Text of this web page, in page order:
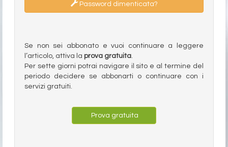
Password dimenticata?
Se non sei abbonato e vuoi continuare a leggere
l’articolo, attiva la prova gratuita.
Per sette giorni potrai navigare il sito e al termine del
periodo decidere se abbonarti o continuare con i
servizi gratuiti.
Prova gratuita